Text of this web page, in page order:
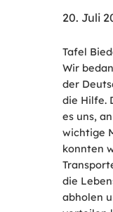
20. Juli
Tafel
Wir
der
die Hilfe.
es uns,
wichtige
konnten
die
abholen